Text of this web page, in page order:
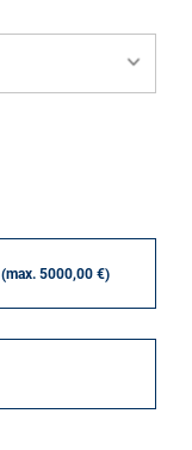
(max. 5000,00 €)